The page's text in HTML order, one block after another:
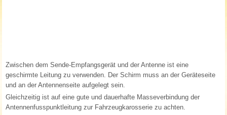
Zwischen dem Sende-Empfangsgerät und der Antenne ist eine
geschirmte Leitung zu verwenden. Der Schirm muss an der Geräteseite
und an der Antennenseite aufgelegt sein.
Gleichzeitig ist auf eine gute und dauerhafte Masseverbindung der
Antennenfusspunktleitung zur Fahrzeugkarosserie zu achten.